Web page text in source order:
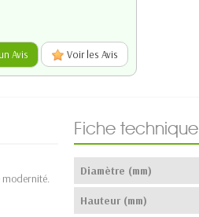
Avis Voir les Avis
Fiche technique
Diamètre (mm)
Hauteur (mm)